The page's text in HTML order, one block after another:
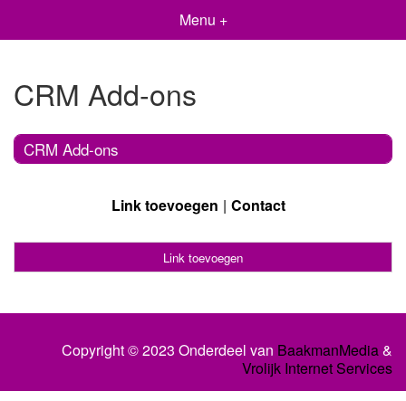
Menu +
CRM Add-ons
CRM Add-ons
Link toevoegen Contact
Link toevoegen
Copyright © 2023 Onderdeel van BaakmanMedia&
Vrolijk Internet Services